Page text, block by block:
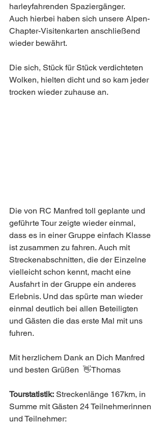
harleyfahrenden Spaziergänger.
Auch hierbei haben sich unsere Alpen-
Chapter-Visitenkarten anschließend
wieder bewährt.
Die sich, Stück für Stück verdichteten
Wolken, hielten dicht und so kam jeder
trocken wieder zuhause an.
Die von RC Manfred toll geplante und
geführte Tour zeigte wieder einmal,
dass es in einer Gruppe einfach Klasse
ist zusammen zu fahren. Auch mit
Streckenabschnitten, die der Einzelne
vielleicht schon kennt, macht eine
Ausfahrt in der Gruppe ein anderes
Erlebnis. Und das spürte man wieder
einmal deutlich bei allen Beteiligten
und Gästen die das erste Mal mit uns
fuhren.
Mit herzlichem Dank an Dich Manfred
und besten Grüßen  👋Thomas
Tourstatistik: Streckenlänge 167km, in
Summe mit Gästen 24 Teilnehmerinnen
und Teilnehmer: